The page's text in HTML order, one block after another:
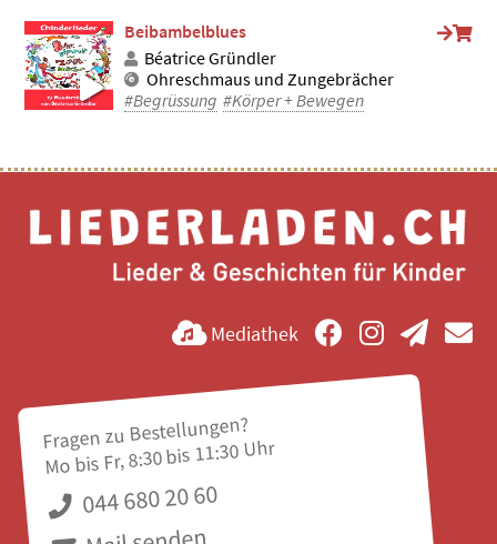
Beibambelblues
Béatrice Gründler
Ohreschmaus und Zungebrächer
#Begrüssung #Körper + Bewegen
Mediathek
Fragen zu Bestellungen?
Mo bis Fr, 8:30 bis 11:30 Uhr
044 680 20 60